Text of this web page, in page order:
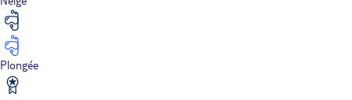
Plongée